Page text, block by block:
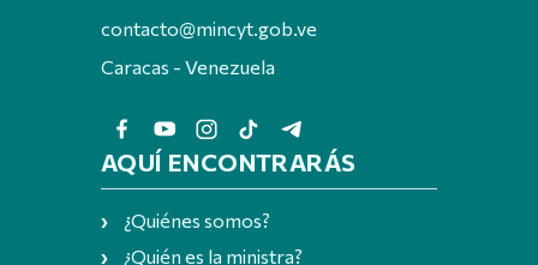
contacto@mincyt.gob.ve
Caracas - Venezuela
AQUÍ ENCONTRARÁS
¿Quiénes somos?
¿Quién es la ministra?